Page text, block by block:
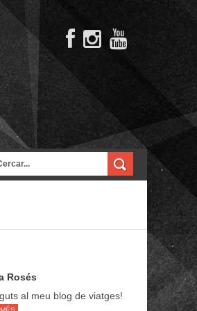
Rosés
al meu blog de viatges!